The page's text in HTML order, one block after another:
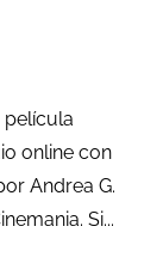
película
online con
Andrea G.
Si...